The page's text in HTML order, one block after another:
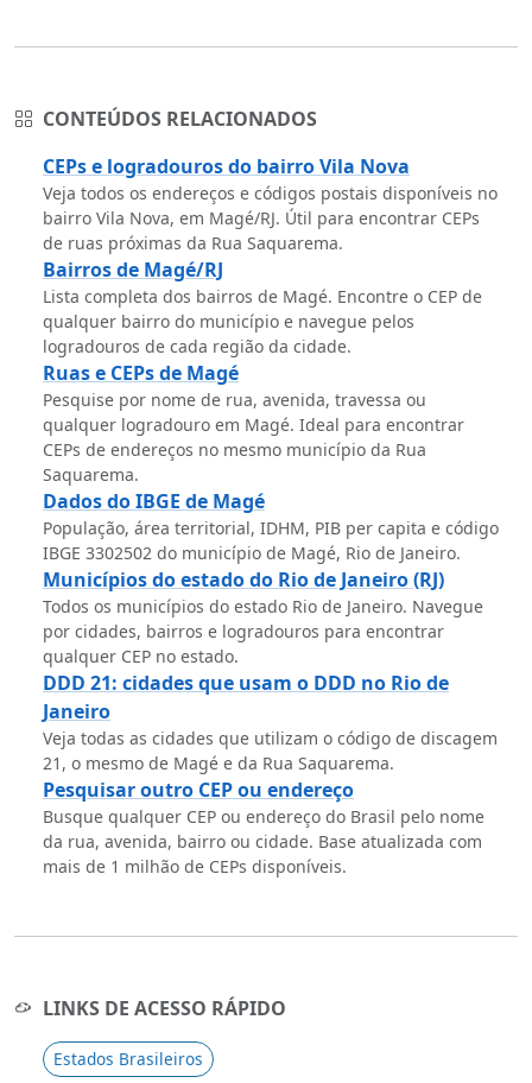
CONTEÚDOS RELACIONADOS
CEPs e logradouros do bairro Vila Nova
Veja todos os endereços e códigos postais disponíveis no
bairro Vila Nova, em Magé/RJ. Útil para encontrar CEPs
de ruas próximas da Rua Saquarema.
Bairros de Magé/RJ
Lista completa dos bairros de Magé. Encontre o CEP de
qualquer bairro do município e navegue pelos
logradouros de cada região da cidade.
Ruas e CEPs de Magé
Pesquise por nome de rua, avenida, travessa ou
qualquer logradouro em Magé. Ideal para encontrar
CEPs de endereços no mesmo município da Rua
Saquarema.
Dados do IBGE de Magé
População, área territorial, IDHM, PIB per capita e código
IBGE 3302502 do município de Magé, Rio de Janeiro.
Municípios do estado do Rio de Janeiro (RJ)
Todos os municípios do estado Rio de Janeiro. Navegue
por cidades, bairros e logradouros para encontrar
qualquer CEP no estado.
DDD 21: cidades que usam o DDD no Rio de
Janeiro
Veja todas as cidades que utilizam o código de discagem
21, o mesmo de Magé e da Rua Saquarema.
Pesquisar outro CEP ou endereço
Busque qualquer CEP ou endereço do Brasil pelo nome
da rua, avenida, bairro ou cidade. Base atualizada com
mais de 1 milhão de CEPs disponíveis.
LINKS DE ACESSO RÁPIDO
Estados Brasileiros